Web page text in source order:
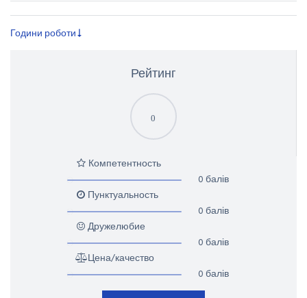
Години роботи
Рейтинг
0
Компетентность
0 балів
Пунктуальность
0 балів
Дружелюбие
0 балів
Цена/качество
0 балів